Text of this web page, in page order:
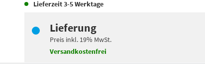
Lieferzeit3-5 Werktage
Lieferung
Preis inkl. 19% MwSt.
Versandkostenfrei